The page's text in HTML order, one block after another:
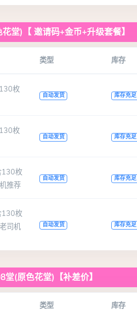
堂)【 邀请码+金币+升级套餐】
类型 库存
枚
自动发货 库存充足
枚
自动发货 库存充足
130枚
推荐
自动发货 库存充足
130枚
司机
自动发货 库存充足
堂(原色花堂)【补差价】
类型 库存